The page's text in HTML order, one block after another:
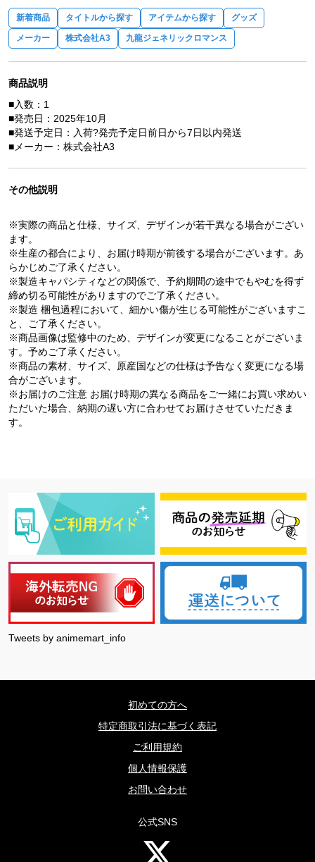
新着商品 タイトルから探す アイテムから探す グッズ
メーカー 株式会社A3 九龍ジェネリックロマンス
商品説明
■入数：1
■発売日：2025年10月
■発送予定日：入荷?発売予定日前日から7日以内発送
■メーカー：株式会社A3
その他説明
※実際の商品と仕様、サイズ、デザインが若干異なる場合がござい
ます。
※生産の都合により、お届け時期が前後する場合がございます。あ
らかじめご了承ください。
※製造キャパシティなどの関係で、予約期間の途中でもやむを得ず
締め切る可能性がありますのでご了承ください。
※製造 梱包過程において、細かい傷が生じる可能性がございますこ
と、ご了承ください。
※商品画像は監修中のため、デザインが変更になることがございま
す。予めご了承ください。
※商品の素材、サイズ、原産国などの仕様は予告なく変更になる場
合がございます。
※お届けのご注意 お届け時期の異なる商品をご一緒にお買い求めい
ただいた場合、納期の遅い方に合わせてお届けさせていただきま
す。
Tweets by animemart_info
初めての方へ
特定商取引法に基づく表記
ご利用規約
個人情報保護
お問い合わせ
公式SNS